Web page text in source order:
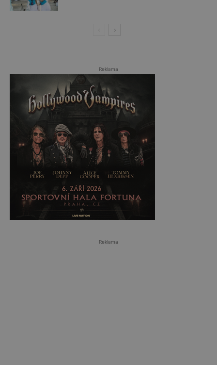
Reklama
Reklama